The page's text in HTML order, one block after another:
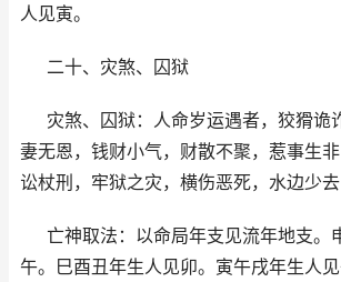
人见寅。
二十、灾煞、囚狱
灾煞、囚狱：人命岁运遇者，狡猾诡
妻无恩，钱财小气，财散不聚，惹事生
讼杖刑，牢狱之灾，横伤恶死，水边少去
亡神取法：以命局年支见流年地支。
午。巳酉丑年生人见卯。寅午戌年生人